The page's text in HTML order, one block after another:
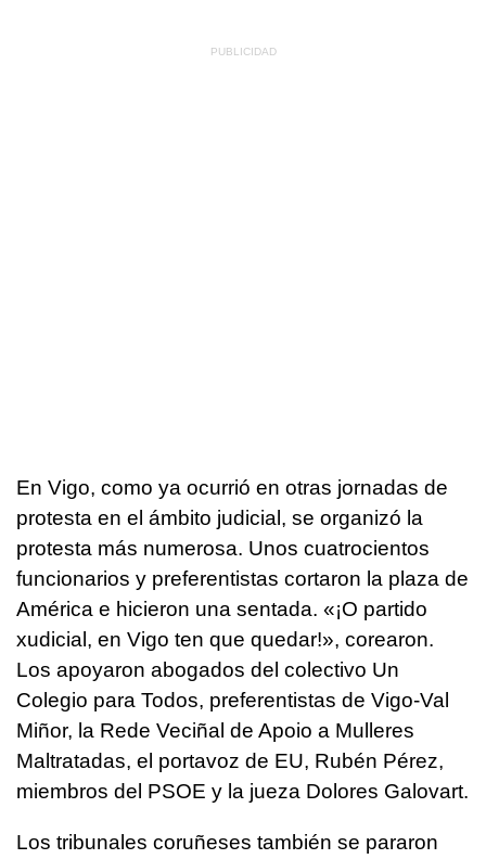
En Vigo, como ya ocurrió en otras jornadas de
protesta en el ámbito judicial, se organizó la
protesta más numerosa. Unos cuatrocientos
funcionarios y preferentistas cortaron la plaza de
América e hicieron una sentada. «¡O partido
xudicial, en Vigo ten que quedar!», corearon.
Los apoyaron abogados del colectivo Un
Colegio para Todos, preferentistas de Vigo-Val
Miñor, la Rede Veciñal de Apoio a Mulleres
Maltratadas, el portavoz de EU, Rubén Pérez,
miembros del PSOE y la jueza Dolores Galovart.
Los tribunales coruñeses también se pararon